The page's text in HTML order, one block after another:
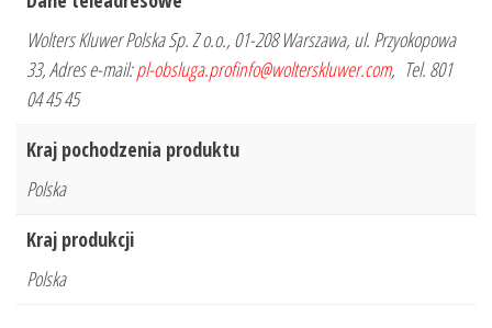
Wolters Kluwer Polska Sp. Z o.o., 01-208 Warszawa, ul. Przyokopowa
33, Adres e-mail:pl-obsluga.profinfo@wolterskluwer.com, Tel. 801
04 45 45
Kraj pochodzenia produktu
Polska
Kraj produkcji
Polska